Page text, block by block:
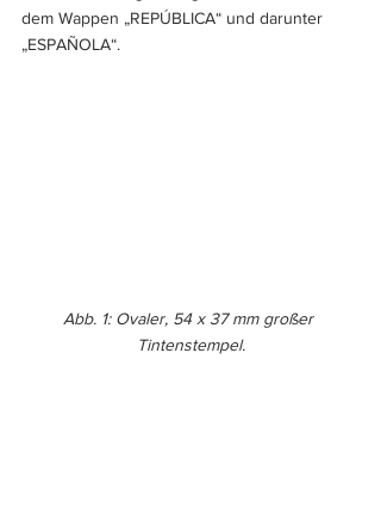
dem Wappen „REPÚBLICA“ und darunter
„ESPAÑOLA“.
Abb. 1: Ovaler, 54 x 37 mm großer
Tintenstempel.